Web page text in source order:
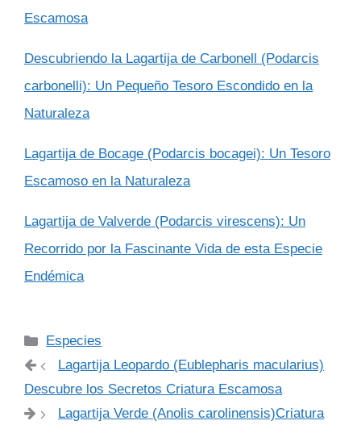
Escamosa
Descubriendo la Lagartija de Carbonell (Podarcis
carbonelli): Un Pequeño Tesoro Escondido en la
Naturaleza
Lagartija de Bocage (Podarcis bocagei): Un Tesoro
Escamoso en la Naturaleza
Lagartija de Valverde (Podarcis virescens): Un
Recorrido por la Fascinante Vida de esta Especie
Endémica
Categorías
Especies
Lagartija Leopardo (Eublepharis macularius)
Descubre los Secretos Criatura Escamosa
Lagartija Verde (Anolis carolinensis)Criatura